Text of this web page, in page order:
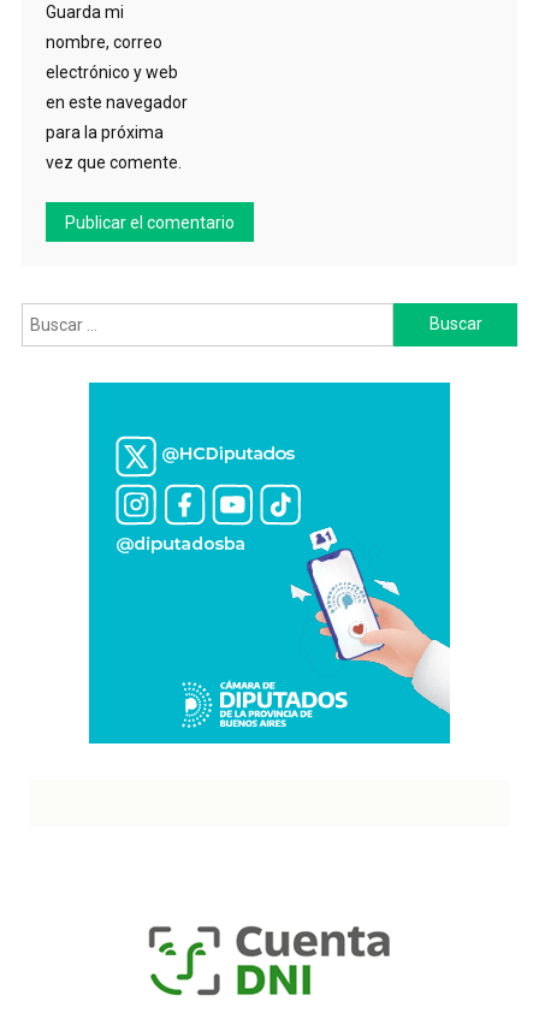
Guarda mi
nombre, correo
electrónico y web
en este navegador
para la próxima
vez que comente.
Buscar: